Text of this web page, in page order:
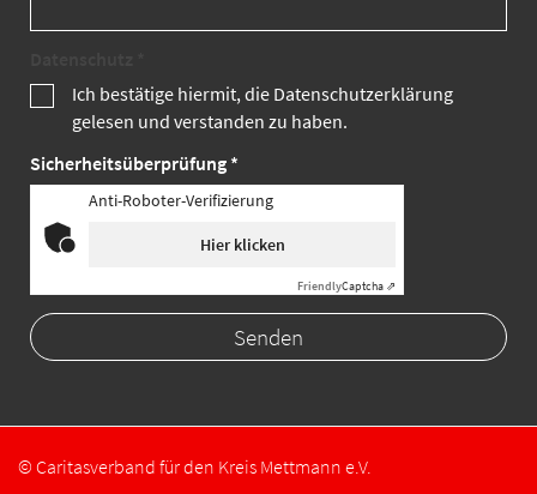
Ich bestätige hiermit, die Datenschutzerklärung
gelesen und verstanden zu haben.
Sicherheitsüberprüfung *
Anti-Roboter-Verifizierung
Hier klicken
FriendlyCaptcha ⇗
© Caritasverband für den Kreis Mettmann e.V.